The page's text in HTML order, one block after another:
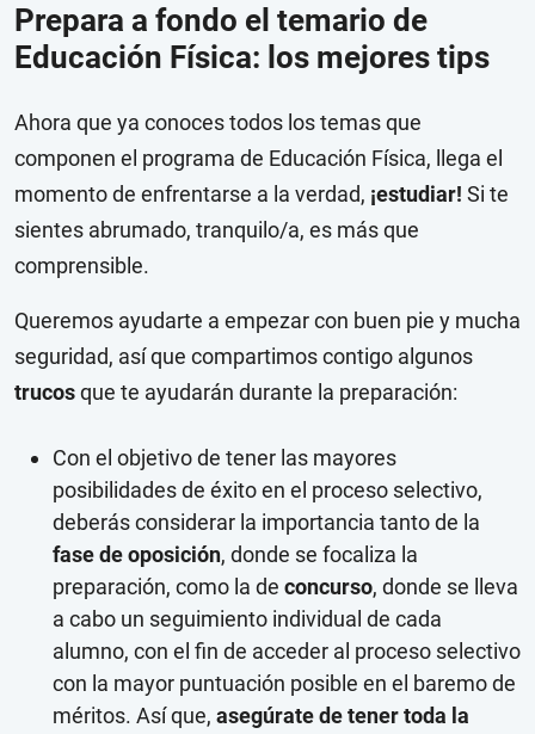
Prepara a fondo el temario de
Educación Física: los mejores tips
Ahora que ya conoces todos los temas que
componen el programa de Educación Física, llega el
momento de enfrentarse a la verdad, ¡estudiar! Si te
sientes abrumado, tranquilo/a, es más que
comprensible.
Queremos ayudarte a empezar con buen pie y mucha
seguridad, así que compartimos contigo algunos
trucosque te ayudarán durante la preparación:
Con el objetivo de tener las mayores
posibilidades de éxito en el proceso selectivo,
deberás considerar la importancia tanto de la
fase de oposición, donde se focaliza la
preparación, como la de concurso, donde se lleva
a cabo un seguimiento individual de cada
alumno, con el fin de acceder al proceso selectivo
con la mayor puntuación posible en el baremo de
méritos. Así que, asegúrate de tener toda la